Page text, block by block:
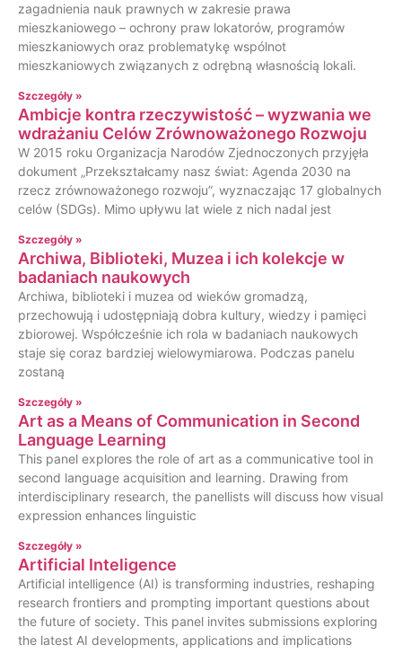
zagadnienia nauk prawnych w zakresie prawa
mieszkaniowego – ochrony praw lokatorów, programów
mieszkaniowych oraz problematykę wspólnot
mieszkaniowych związanych z odrębną własnością lokali.
Szczegóły »
Ambicje kontra rzeczywistość – wyzwania we
wdrażaniu Celów Zrównoważonego Rozwoju
W 2015 roku Organizacja Narodów Zjednoczonych przyjęła
dokument „Przekształcamy nasz świat: Agenda 2030 na
rzecz zrównoważonego rozwoju”, wyznaczając 17 globalnych
celów (SDGs). Mimo upływu lat wiele z nich nadal jest
Szczegóły »
Archiwa, Biblioteki, Muzea i ich kolekcje w
badaniach naukowych
Archiwa, biblioteki i muzea od wieków gromadzą,
przechowują i udostępniają dobra kultury, wiedzy i pamięci
zbiorowej. Współcześnie ich rola w badaniach naukowych
staje się coraz bardziej wielowymiarowa. Podczas panelu
zostaną
Szczegóły »
Art as a Means of Communication in Second
Language Learning
This panel explores the role of art as a communicative tool in
second language acquisition and learning. Drawing from
interdisciplinary research, the panellists will discuss how visual
expression enhances linguistic
Szczegóły »
Artificial Inteligence
Artificial intelligence (AI) is transforming industries, reshaping
research frontiers and prompting important questions about
the future of society. This panel invites submissions exploring
the latest AI developments, applications and implications